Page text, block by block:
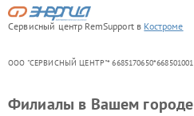
Сервисный центр RemSupport в Костроме
ООО "СЕРВИСНЫЙ ЦЕНТР"* 6685170650*668501001
Филиалы в Вашем городе